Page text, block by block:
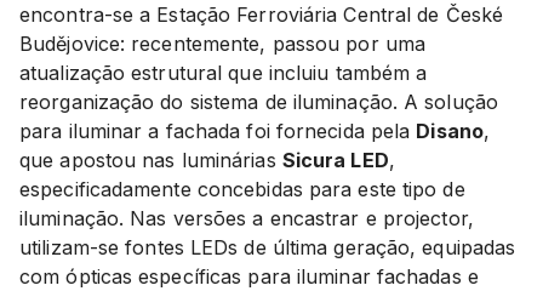
encontra-se a Estação Ferroviária Central de České
Budějovice: recentemente, passou por uma
atualização estrutural que incluiu também a
reorganização do sistema de iluminação. A solução
para iluminar a fachada foi fornecida pela Disano,
que apostou nas luminárias Sicura LED,
especificadamente concebidas para este tipo de
iluminação. Nas versões a encastrar e projector,
utilizam-se fontes LEDs de última geração, equipadas
com ópticas específicas para iluminar fachadas e